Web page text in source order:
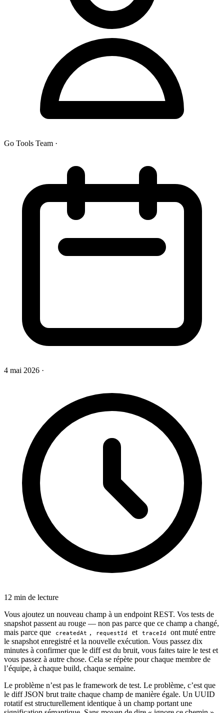
Go Tools Team ·
4 mai 2026 ·
12 min de lecture
Vous ajoutez un nouveau champ à un endpoint REST. Vos tests de
snapshot passent au rouge — non pas parce que ce champ a changé,
mais parce que
createdAt , requestId et traceId
ont muté entre
le snapshot enregistré et la nouvelle exécution. Vous passez dix
minutes à confirmer que le diff est du bruit, vous faites taire le test et
vous passez à autre chose. Cela se répète pour chaque membre de
l’équipe, à chaque build, chaque semaine.
Le problème n’est pas le framework de test. Le problème, c’est que
le diff JSON brut traite chaque champ de manière égale. Un UUID
rotatif est structurellement identique à un champ portant une